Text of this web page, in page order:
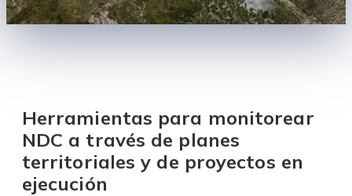
Herramientas para monitorear
NDC a través de planes
territoriales y de proyectos en
ejecución